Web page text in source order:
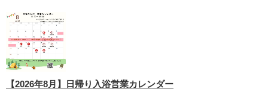
【2026年8月】日帰り入浴営業カレンダー